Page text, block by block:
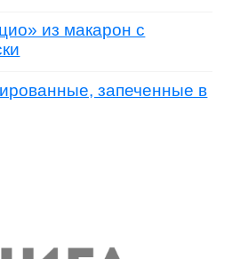
из макарон с
запеченные в